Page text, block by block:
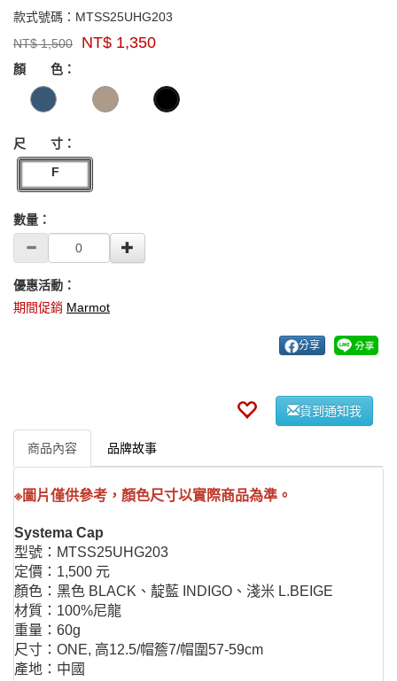
款式號碼： MTSS25UHG203
牌：
Marmot
Asia
NT$1,500 NT$ 1,350
GOODS000000000000005177637
顏 色：
尺 寸：
F
數量：
優惠活動：
期間促銷 Marmot
分享
貨到通知我
商品內容 品牌故事
※圖片僅供參考，顏色尺寸以實際商品為準。
Systema Cap
型號：MTSS25UHG203
定價：1,500 元
顏色：黑色 BLACK、靛藍 INDIGO、淺米 L.BEIGE
材質：100%尼龍
重量：60g
尺寸：ONE, 高12.5/帽簷7/帽圍57-59cm
產地：中國